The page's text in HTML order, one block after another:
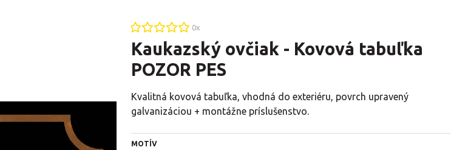
0x
Kaukazský ovčiak - Kovová tabuľka
POZOR PES
Kvalitná kovová tabuľka, vhodná do exteriéru, povrch upravený
galvanizáciou + montážne príslušenstvo.
MOTÍV